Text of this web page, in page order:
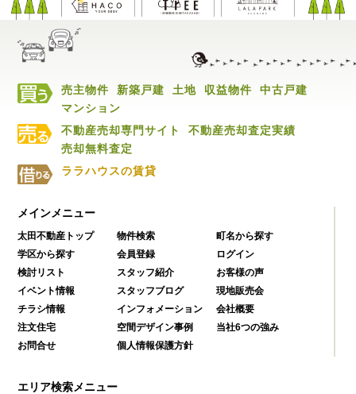
売主物件 新築戸建 土地 収益物件
中古戸建
マンション
不動産売却専門サイト
不動産売却査定実績
売却無料査定
ララハウスの賃貸
メインメニュー
太田不動産トップ 物件検索
町名から探す
学区から探す
会員登録
ログイン
検討リスト
スタッフ紹介
お客様の声
イベント情報
スタッフブログ
現地販売会
チラシ情報
インフォメーション
会社概要
注文住宅
空間デザイン事例
当社6つの強み
お問合せ
個人情報保護方針
エリア検索メニュー